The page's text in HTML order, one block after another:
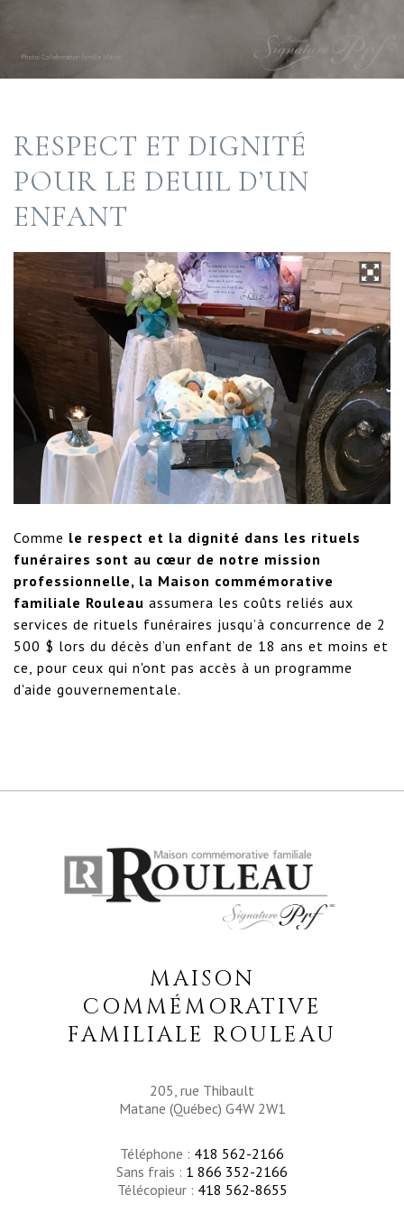
RESPECT ET DIGNITÉ
POUR LE DEUIL D’UN
ENFANT
Comme le respect et la dignité dans les rituels
funéraires sont au cœur de notre mission
professionnelle, la Maison commémorative
familiale Rouleau assumera les coûts reliés aux
services de rituels funéraires jusqu’à concurrence de 2
500 $ lors du décès d’un enfant de 18 ans et moins et
ce, pour ceux qui n'ont pas accès à un programme
d'aide gouvernementale.
MAISON
COMMÉMORATIVE
FAMILIALE ROULEAU
205, rue Thibault
Matane (Québec) G4W 2W1
Téléphone : 418 562-2166
Sans frais : 1 866 352-2166
Télécopieur : 418 562-8655